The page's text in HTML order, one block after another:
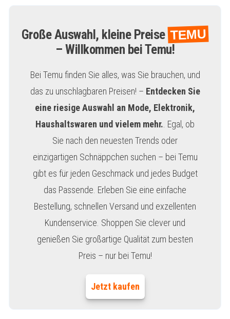
Große Auswahl, kleine PreiseTEMU
– Willkommen bei Temu!
Bei Temu finden Sie alles, was Sie brauchen, und
das zu unschlagbaren Preisen! – Entdecken Sie
eine riesige Auswahl an Mode, Elektronik,
Haushaltswaren und vielem mehr. . Egal, ob
Sie nach den neuesten Trends oder
einzigartigen Schnäppchen suchen – bei Temu
gibt es für jeden Geschmack und jedes Budget
das Passende. Erleben Sie eine einfache
Bestellung, schnellen Versand und exzellenten
Kundenservice. Shoppen Sie clever und
genießen Sie großartige Qualität zum besten
Preis – nur bei Temu!
Jetzt kaufen